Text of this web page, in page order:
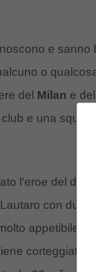
e sanno
o
del Milan e
e una
l’eroe del
con due
appetibile
corteggiato